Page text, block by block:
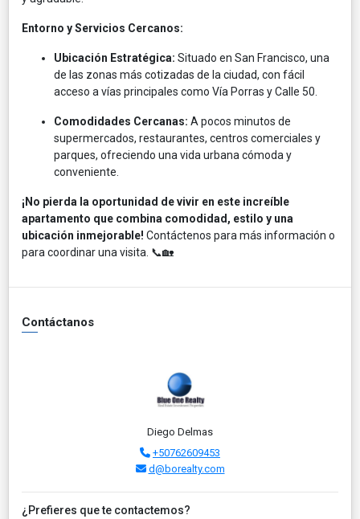
Entorno y Servicios Cercanos:
Ubicación Estratégica: Situado en San Francisco, una
de las zonas más cotizadas de la ciudad, con fácil
acceso a vías principales como Vía Porras y Calle 50.​
Comodidades Cercanas: A pocos minutos de
supermercados, restaurantes, centros comerciales y
parques, ofreciendo una vida urbana cómoda y
conveniente.​
¡No pierda la oportunidad de vivir en este increíble
apartamento que combina comodidad, estilo y una
ubicación inmejorable! Contáctenos para más información o
para coordinar una visita. 📞🏡
Contáctanos
Diego Delmas
+50762609453
d@borealty.com
¿Prefieres que te contactemos?